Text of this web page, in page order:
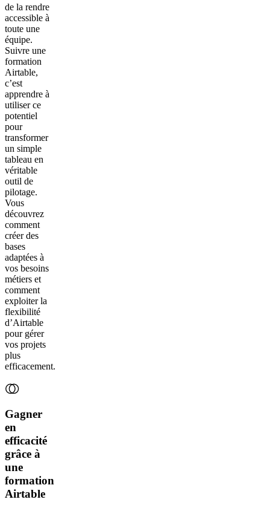
de la rendre
accessible à
toute une
équipe.
Suivre une
formation
Airtable,
c’est
apprendre à
utiliser ce
potentiel
pour
transformer
un simple
tableau en
véritable
outil de
pilotage.
Vous
découvrez
comment
créer des
bases
adaptées à
vos besoins
métiers et
comment
exploiter la
flexibilité
d’Airtable
pour gérer
vos projets
plus
efficacement.
Gagner
en
efficacité
grâce à
une
formation
Airtable